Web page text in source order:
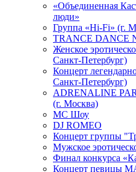
«Объединенная
люди»
Группа «Hi-Fi» (г.
TRANCE DANCE
Женское
Санкт-Петербург)
Концерт
Санкт-Петербург)
ADRENALINE
(г. Москва)
MC Шоу
DJ ROMEO
Концерт группы
Мужское
Финал конкурса
Концерт певицы